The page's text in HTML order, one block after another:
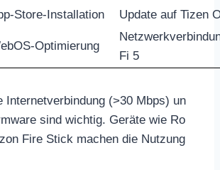
Store-Installation Update auf Tizen
Optimierung
Fi 5
Internetverbindung (>30 Mbps) un
sind wichtig. Geräte wie Ro
Fire Stick machen die Nutzung